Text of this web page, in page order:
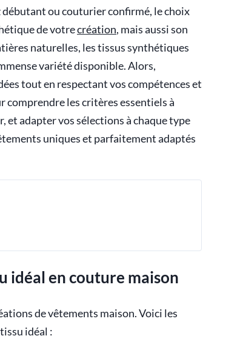
débutant ou couturier confirmé, le choix
de votrecréation, mais aussi son
naturelles, les tissus synthétiques
variété disponible. Alors,
tout en respectant vos compétences et
comprendre les critères essentiels à
adapter vos sélections à chaque type
uniques et parfaitement adaptés
idéal en couture maison
de vêtements maison. Voici les
idéal :